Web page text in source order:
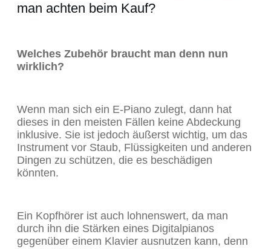
man achten beim Kauf?
Welches Zubehör braucht man denn nun
wirklich?
Wenn man sich ein E-Piano zulegt, dann hat
dieses in den meisten Fällen keine Abdeckung
inklusive. Sie ist jedoch äußerst wichtig, um das
Instrument vor Staub, Flüssigkeiten und anderen
Dingen zu schützen, die es beschädigen
könnten.
Ein Kopfhörer ist auch lohnenswert, da man
durch ihn die Stärken eines Digitalpianos
gegenüber einem Klavier ausnutzen kann, denn